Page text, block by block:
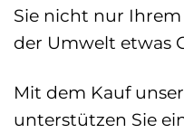
Sie nicht nur
der Umwelt etwas
Mit dem Kauf
unterstützen Sie